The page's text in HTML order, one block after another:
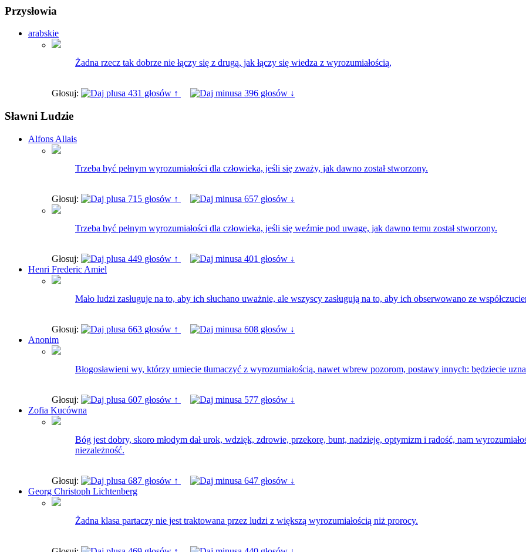
Przysłowia
arabskie
Żadna rzecz tak dobrze nie łączy się z drugą, jak łączy się wiedza z wyrozumiałością,
Głosuj: 431 głosów ↑ 396 głosów ↓
Sławni Ludzie
Alfons Allais
Trzeba być pełnym wyrozumiałości dla człowieka, jeśli się zważy, jak dawno został stworzony.
Głosuj: 715 głosów ↑ 657 głosów ↓
Trzeba być pełnym wyrozumiałości dla człowieka, jeśli się weźmie pod uwagę, jak dawno temu został stworzony.
Głosuj: 449 głosów ↑
401 głosów ↓
Henri Frederic Amiel
Mało ludzi zasługuje na to, aby ich słuchano uważnie, ale wszyscy zasługują na to, aby ich obserwowano ze
Głosuj: 663 głosów ↑
608 głosów ↓
Anonim
Błogosławieni wy, którzy umiecie tłumaczyć z wyrozumiałością, nawet wbrew pozorom, postawy innych: będziecie
Głosuj: 607 głosów ↑
577 głosów ↓
Zofia Kucówna
Bóg jest dobry, skoro młodym dał urok, wdzięk, zdrowie, przekorę, bunt, nadzieję, optymizm i radość, nam
niezależność.
Głosuj: 687 głosów ↑
647 głosów ↓
Georg Christoph Lichtenberg
Żadna klasa partaczy nie jest traktowana przez ludzi z większą wyrozumiałością niż prorocy.